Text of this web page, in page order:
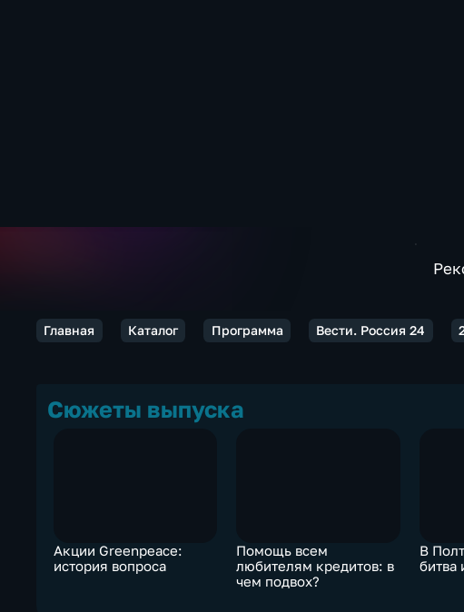
Главная Каталог Программа Вести. Россия 24
Сюжеты выпуска
Акции Greenpeace:
история вопроса
Помощь всем
любителям кредитов: в
чем подвох?
В
битва